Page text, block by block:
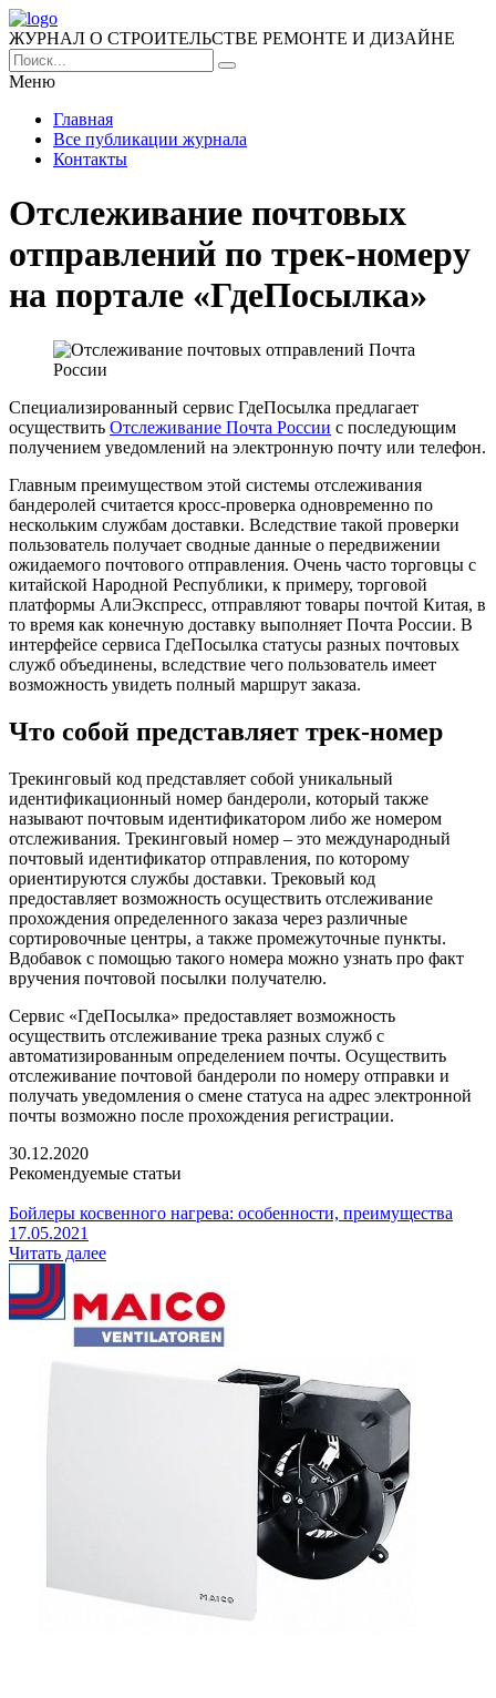
ЖУРНАЛ О СТРОИТЕЛЬСТВЕ РЕМОНТЕ И ДИЗАЙНЕ
Меню
Главная
Все публикации журнала
Контакты
Отслеживание почтовых
отправлений по трек-номеру
на портале «ГдеПосылка»
Специализированный сервис ГдеПосылка предлагает
осуществить Отслеживание Почта России с последующим
получением уведомлений на электронную почту или телефон.
Главным преимуществом этой системы отслеживания
бандеролей считается кросс-проверка одновременно по
нескольким службам доставки. Вследствие такой проверки
пользователь получает сводные данные о передвижении
ожидаемого почтового отправления. Очень часто торговцы с
китайской Народной Республики, к примеру, торговой
платформы АлиЭкспресс, отправляют товары почтой Китая, в
то время как конечную доставку выполняет Почта России. В
интерфейсе сервиса ГдеПосылка статусы разных почтовых
служб объединены, вследствие чего пользователь имеет
возможность увидеть полный маршрут заказа.
Что собой представляет трек-номер
Трекинговый код представляет собой уникальный
идентификационный номер бандероли, который также
называют почтовым идентификатором либо же номером
отслеживания. Трекинговый номер – это международный
почтовый идентификатор отправления, по которому
ориентируются службы доставки. Трековый код
предоставляет возможность осуществить отслеживание
прохождения определенного заказа через различные
сортировочные центры, а также промежуточные пункты.
Вдобавок с помощью такого номера можно узнать про факт
вручения почтовой посылки получателю.
Сервис «ГдеПосылка» предоставляет возможность
осуществить отслеживание трека разных служб с
автоматизированным определением почты. Осуществить
отслеживание почтовой бандероли по номеру отправки и
получать уведомления о смене статуса на адрес электронной
почты возможно после прохождения регистрации.
30.12.2020
Рекомендуемые статьи
Бойлеры косвенного нагрева: особенности, преимущества
17.05.2021
Читать далее